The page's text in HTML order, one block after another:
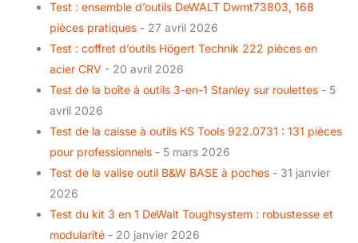
Test : ensemble d’outils DeWALT Dwmt73803, 168
pièces pratiques - 27 avril 2026
Test : coffret d’outils Högert Technik 222 pièces en
acier CRV - 20 avril 2026
Test de la boîte à outils 3-en-1 Stanley sur roulettes - 5
avril 2026
Test de la caisse à outils KS Tools 922.0731 : 131 pièces
pour professionnels - 5 mars 2026
Test de la valise outil B&W BASE à poches - 31 janvier
2026
Test du kit 3 en 1 DeWalt Toughsystem : robustesse et
modularité - 20 janvier 2026